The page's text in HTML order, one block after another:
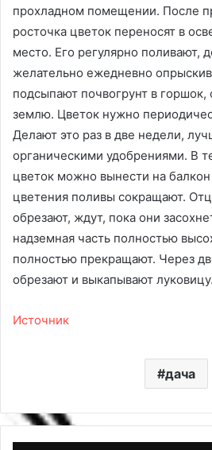
прохладном помещении. После
росточка цветок переносят в
место. Его регулярно поливают,
желательно ежедневно
подсыпают почвогрунт в горшок,
землю. Цветок нужно
Делают это раз в две недели,
органическими удобрениями. В
цветок можно вынести на
цветения поливы сокращают.
обрезают, ждут, пока они
надземная часть полностью
полностью прекращают. Через
обрезают и выкапывают луковицу.
Источник
дача